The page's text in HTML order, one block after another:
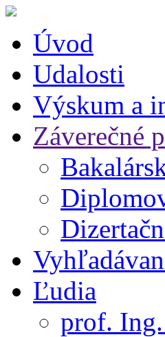
Úvod
Udalosti
Výskum a
Záverečné
Ľudia
prof.